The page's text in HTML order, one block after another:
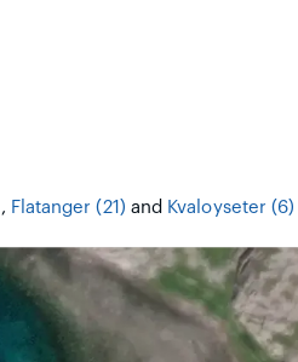
, Flatanger (21) and Kvaloyseter (6)